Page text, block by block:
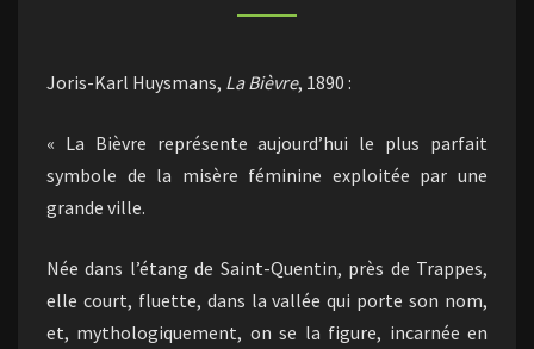
Joris-Karl Huysmans, La Bièvre, 1890 :
« La Bièvre représente aujourd’hui le plus parfait
symbole de la misère féminine exploitée par une
grande ville.
Née dans l’étang de Saint-Quentin, près de Trappes,
elle court, fluette, dans la vallée qui porte son nom,
et, mythologiquement, on se la figure, incarnée en